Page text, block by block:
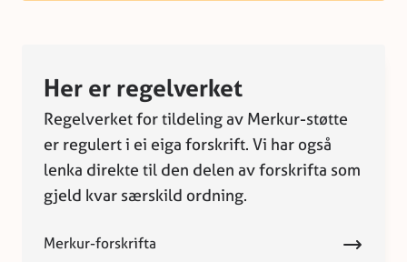
Her er regelverket
Regelverket for tildeling av Merkur-støtte
er regulert i ei eiga forskrift. Vi har også
lenka direkte til den delen av forskrifta som
gjeld kvar særskild ordning.
Merkur-forskrifta